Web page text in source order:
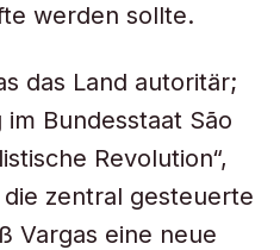
werden sollte.
das Land autoritär;
Bundesstaat São
Revolution“,
zentral gesteuerte
Vargas eine neue